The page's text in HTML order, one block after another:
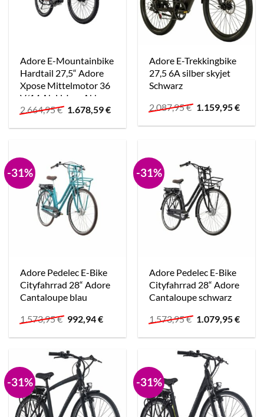
Adore E-Mountainbike
Hardtail 27,5“ Adore
Xpose Mittelmotor 36
V/14 Ah Li-Ion-Akku
schwarz
2.664,95€ Ursprünglicher
war:
1.678,59€Aktueller
ist:
Adore E-Trekkingbike
27,5 6A silber skyjet
Schwarz
2.087,95€ Ursprünglicher
war:
1.159,95€
ist:
-31%
Adore Pedelec E-Bike
Cityfahrrad 28“ Adore
Cantaloupe blau
1.573,95€ Ursprünglicher
war:
992,94€Aktueller
ist:
-31%
Adore Pedelec E-Bike
Cityfahrrad 28“ Adore
Cantaloupe schwarz
1.573,95€ Ursprünglicher
war:
1.079,95€
ist:
-31% -31%